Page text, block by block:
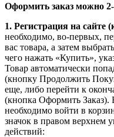
Оформить заказ можно
1. Регистрация на сайте
необходимо, во-первых,
вас товара, а затем
чего нажать «Купить»,
Товар автоматически
(кнопку Продолжить
еще, либо перейти к
(кнопка Оформить
необходимо войти в
значок в правом верхнем
действий: